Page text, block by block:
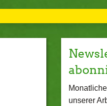
unserer